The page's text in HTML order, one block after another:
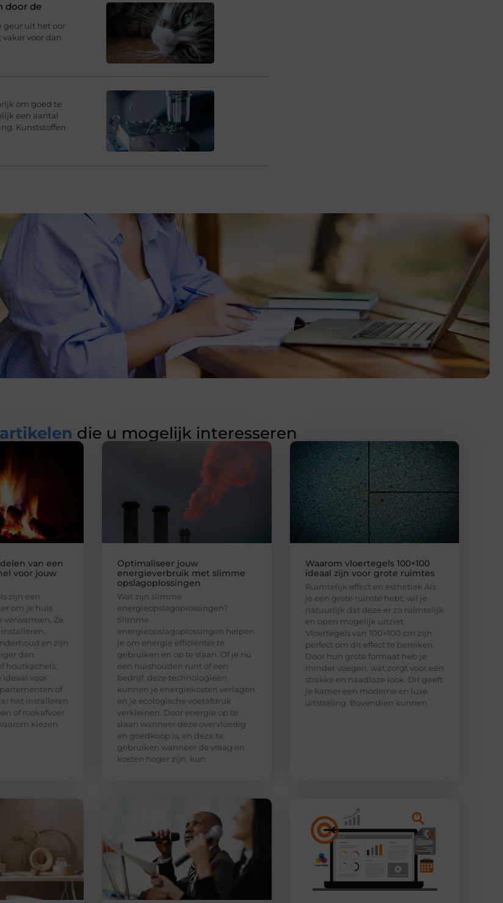
door de
geur uit het oor
voor dan
om goed te
een aantal
Kunststoffen
die u mogelijk interesseren
van een
voor jouw
zijn een
om je huis
verwarmen. Ze
en zijn
dan
houtkachels.
ideaal voor
of
het installeren
of rookafvoer
kiezen
Optimaliseer jouw
energieverbruik met slimme
opslagoplossingen
Wat zijn slimme
energieopslagoplossingen?
Slimme
energieopslagoplossingen helpen
je om energie efficiënter te
gebruiken en op te slaan. Of je nu
een huishouden runt of een
bedrijf, deze technologieën
kunnen je energiekosten verlagen
en je ecologische voetafdruk
verkleinen. Door energie op te
slaan wanneer deze overvloedig
en goedkoop is, en deze te
gebruiken wanneer de vraag en
kosten hoger zijn, kun
Waarom vloertegels 100×100
ideaal zijn voor grote ruimtes
Ruimtelijk effect en esthetiek Als
je een grote ruimte hebt, wil je
natuurlijk dat deze er zo ruimtelijk
en open mogelijk uitziet.
Vloertegels van 100×100 cm zijn
perfect om dit effect te bereiken.
Door hun grote formaat heb je
minder voegen, wat zorgt voor een
strakke en naadloze look. Dit geeft
je kamer een moderne en luxe
uitstraling. Bovendien kunnen